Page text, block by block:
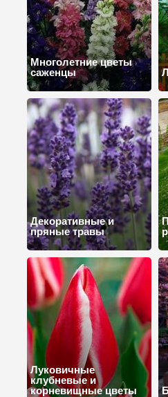
Многолетние цветы
саженцы
Декоративные и
пряные травы
Луковичные
клубневые и
корневищные цветы